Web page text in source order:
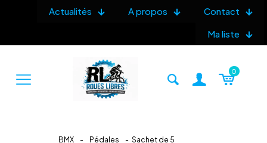
Actualités A propos
Contact
Ma liste
0
BMX - Pédales - Sachet de 5